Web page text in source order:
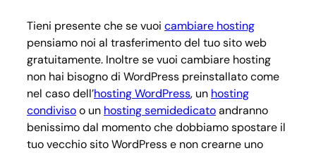
Tieni presente che se vuoi cambiare hosting
pensiamo noi al trasferimento del tuo sito web
gratuitamente. Inoltre se vuoi cambiare hosting
non hai bisogno di WordPress preinstallato come
nel caso dell’hosting WordPress, un hosting
condivisoo un hosting semidedicatoandranno
benissimo dal momento che dobbiamo spostare il
tuo vecchio sito WordPress e non crearne uno